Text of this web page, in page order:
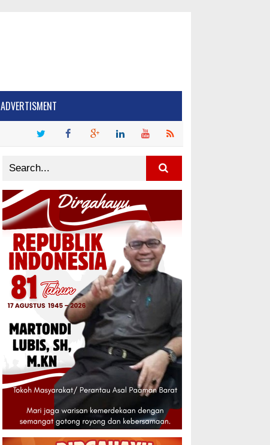
ADVERTISMENT